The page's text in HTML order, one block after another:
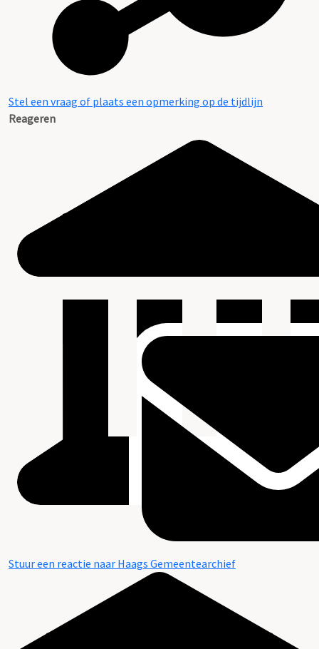
Stel een vraag of plaats een opmerking op de tijdlijn
Reageren
Stuur een reactie naar Haags Gemeentearchief